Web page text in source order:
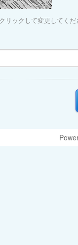
リックして変更してくだ